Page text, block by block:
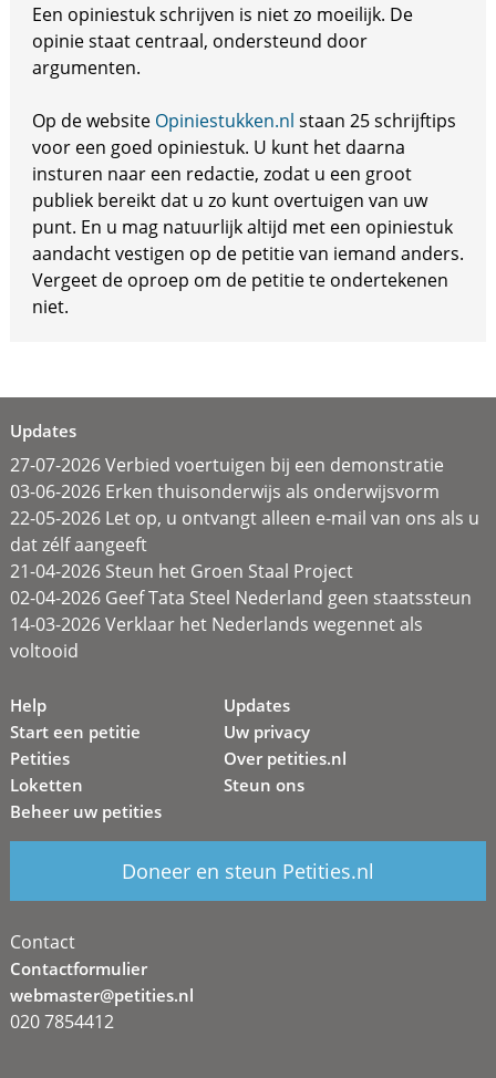
Een opiniestuk schrijven is niet zo moeilijk. De
opinie staat centraal, ondersteund door
argumenten.
Op de website Opiniestukken.nl staan 25 schrijftips
voor een goed opiniestuk. U kunt het daarna
insturen naar een redactie, zodat u een groot
publiek bereikt dat u zo kunt overtuigen van uw
punt. En u mag natuurlijk altijd met een opiniestuk
aandacht vestigen op de petitie van iemand anders.
Vergeet de oproep om de petitie te ondertekenen
niet.
Updates
27-07-2026 Verbied voertuigen bij een demonstratie
03-06-2026 Erken thuisonderwijs als onderwijsvorm
22-05-2026 Let op, u ontvangt alleen e-mail van ons als u
dat zélf aangeeft
21-04-2026 Steun het Groen Staal Project
02-04-2026 Geef Tata Steel Nederland geen staatssteun
14-03-2026 Verklaar het Nederlands wegennet als
voltooid
Help
Start een petitie
Petities
Loketten
Beheer uw petities
Updates
Uw privacy
Over petities.nl
Steun ons
Doneer en steun Petities.nl
Contact
Contactformulier
webmaster@petities.nl
020 7854412